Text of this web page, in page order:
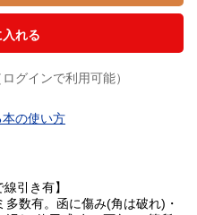
れる
グインで利用可能）
の使い方
引き有】
数有。函に傷み(角は破れ)・